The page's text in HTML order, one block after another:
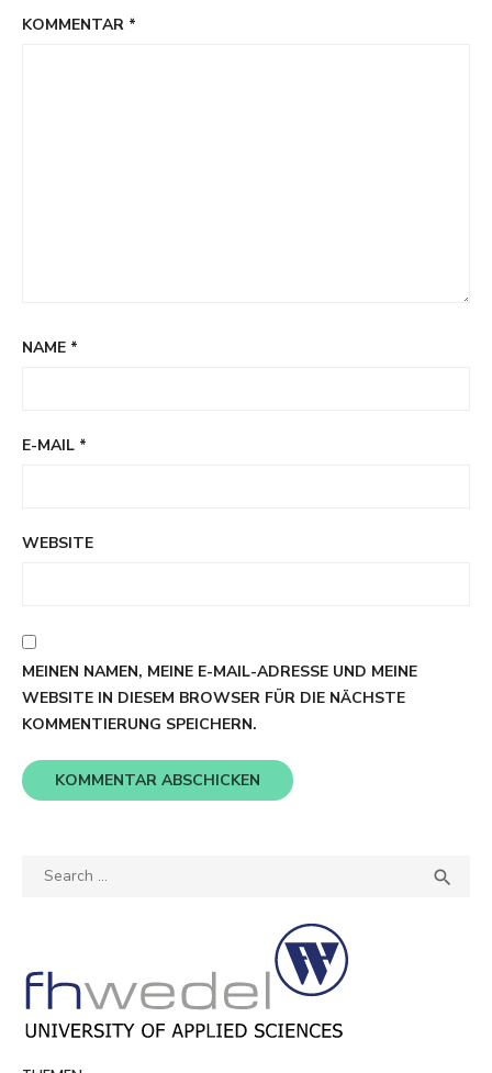
KOMMENTAR *
NAME *
E-MAIL *
WEBSITE
MEINEN NAMEN, MEINE E-MAIL-ADRESSE UND MEINE
WEBSITE IN DIESEM BROWSER FÜR DIE NÄCHSTE
KOMMENTIERUNG SPEICHERN.
Search
